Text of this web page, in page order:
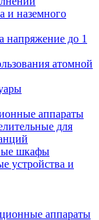
и наземного
напряжение до 1
атомной
аппараты
для
шкафы
устройства и
аппараты